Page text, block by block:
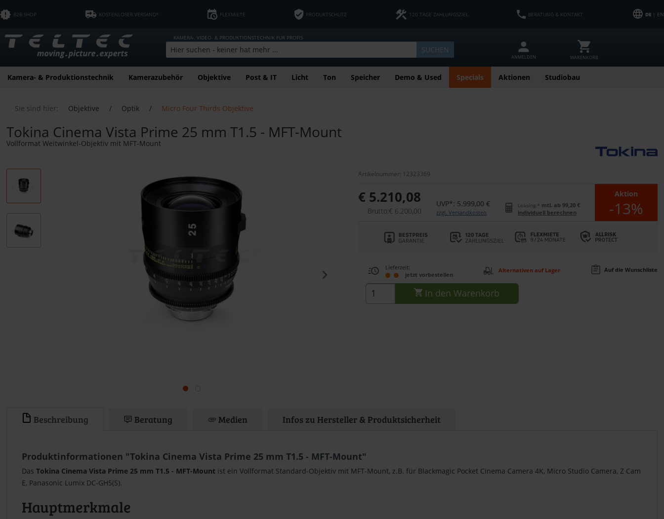
B2B SHOP KOSTENLOSER VERSAND* FLEXMIETE PRODUKTSCHUTZ 120 TAGE ZAHLUNGSZIEL BERATUNG & KONTAKT DE| EN
KAMERA-, VIDEO- & PRODUKTIONSTECHNIK FÜR PROFIS
SUCHEN
ANMELDEN WARENKORB
Kamera- & Produktionstechnik Kamerazubehör Objektive Post & IT Licht Ton Speicher Demo & Used Specials Aktionen Studiobau
Sie sind hier: Objektive / Optik / Micro Four Thirds Objektive
Tokina Cinema Vista Prime 25 mm T1.5 - MFT-Mount
Vollformat Weitwinkel-Objektiv mit MFT-Mount
Artikelnummer: 12323369
€ 5.210,08
Brutto:€ 6.200,00
UVP*: 5.999,00 €
zzgl. Versandkosten
Aktion
-13%
Leasing:* mtl. ab 99,20 €
individuell berechnen
Lieferzeit:
jetzt vorbestellen
Alternativen auf Lager Auf die Wunschliste
In den Warenkorb
Beschreibung Beratung Medien Infos zu Hersteller & Produktsicherheit
Produktinformationen "Tokina Cinema Vista Prime 25 mm T1.5 - MFT-Mount"
Das Tokina Cinema Vista Prime 25 mm T1.5 - MFT-Mount ist ein Vollformat Standard-Objektiv mit MFT-Mount, z.B. für Blackmagic Pocket Cinema Camera 4K, Micro Studio Camera, Z Cam
E, Panasonic Lumix DC-GH5(S).
Hauptmerkmale